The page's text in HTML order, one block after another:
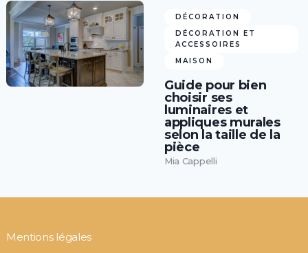
DÉCORATION
DÉCORATION ET
ACCESSOIRES
MAISON
Guide pour bien
choisir ses
luminaires et
appliques murales
selon la taille de la
pièce
Mia Cappelli
Mentions légales